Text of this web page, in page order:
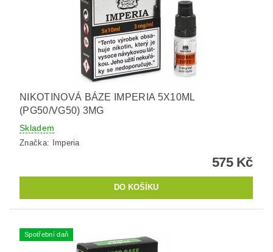
NIKOTINOVÁ BÁZE IMPERIA 5X10ML
(PG50/VG50) 3MG
Skladem
Značka: Imperia
575 Kč
Spotřební daň